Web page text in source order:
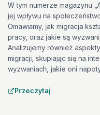
W tym numerze magazynu
jej wpływu na
Omawiamy, jak migracja
pracy, oraz jakie są
Analizujemy również
migracji, skupiając się na
wyzwaniach, jakie oni
Przeczytaj